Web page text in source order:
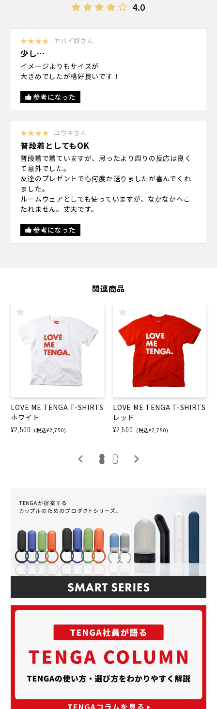
4.0
★★★★ ヤバイ奴さん
少し…
イメージよりもサイズが
大きめでしたが格好良いです！
参考になった
★★★★ ユウキさん
普段着としてもOK
普段着で着ていますが、思ったより周りの反応は良く
て意外でした。
友達のプレゼントでも何度か送りましたが喜んでくれ
ました。
ルームウェアとしても使っていますが、なかなかへこ
たれません。丈夫です。
参考になった
関連商品
LOVE ME TENGA T-SHIRTS
ホワイト
¥2,500 (税込¥2,750)
LOVE ME TENGA T-SHIRTS
レッド
¥2,500 (税込¥2,750)